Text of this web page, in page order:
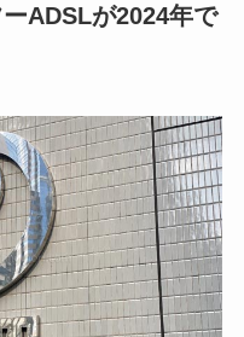
ADSLが2024年で